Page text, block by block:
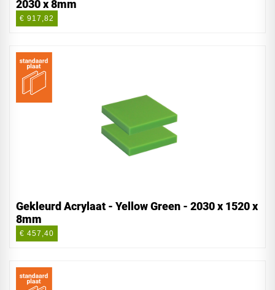
2030 x 8mm
€ 917,82
Gekleurd Acrylaat - Yellow Green - 2030 x 1520 x
8mm
€ 457,40